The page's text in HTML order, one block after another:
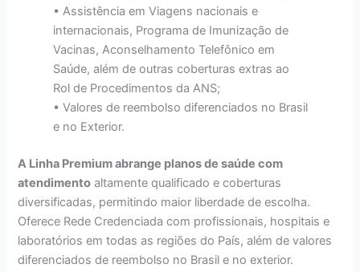
• Assistência em Viagens nacionais e
internacionais, Programa de Imunização de
Vacinas, Aconselhamento Telefônico em
Saúde, além de outras coberturas extras ao
Rol de Procedimentos da ANS;
• Valores de reembolso diferenciados no Brasil
e no Exterior.
A Linha Premium abrange planos de saúde com
atendimento altamente qualificado e coberturas
diversificadas, permitindo maior liberdade de escolha.
Oferece Rede Credenciada com profissionais, hospitais e
laboratórios em todas as regiões do País, além de valores
diferenciados de reembolso no Brasil e no exterior.